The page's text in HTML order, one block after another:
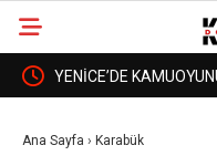
ORTAK BEKLENTİSİ: YURT
Ana Sayfa › Karabük